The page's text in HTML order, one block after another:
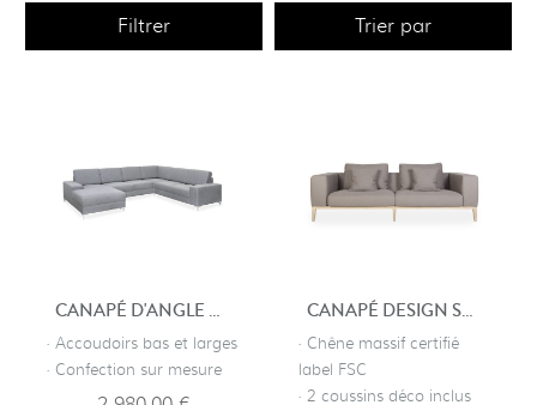
Filtrer Trier par
CANAPÉ D'ANGLE DESIGN CHAMBÉRY
· Accoudoirs bas et larges
· Confection sur mesure
CANAPÉ DESIGN SCANDINAVE
· Chêne massif certifié
label FSC
· 2 coussins déco inclus